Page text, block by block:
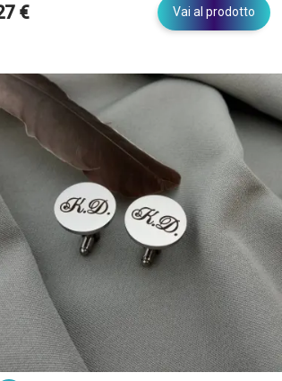
€ Vai al prodotto